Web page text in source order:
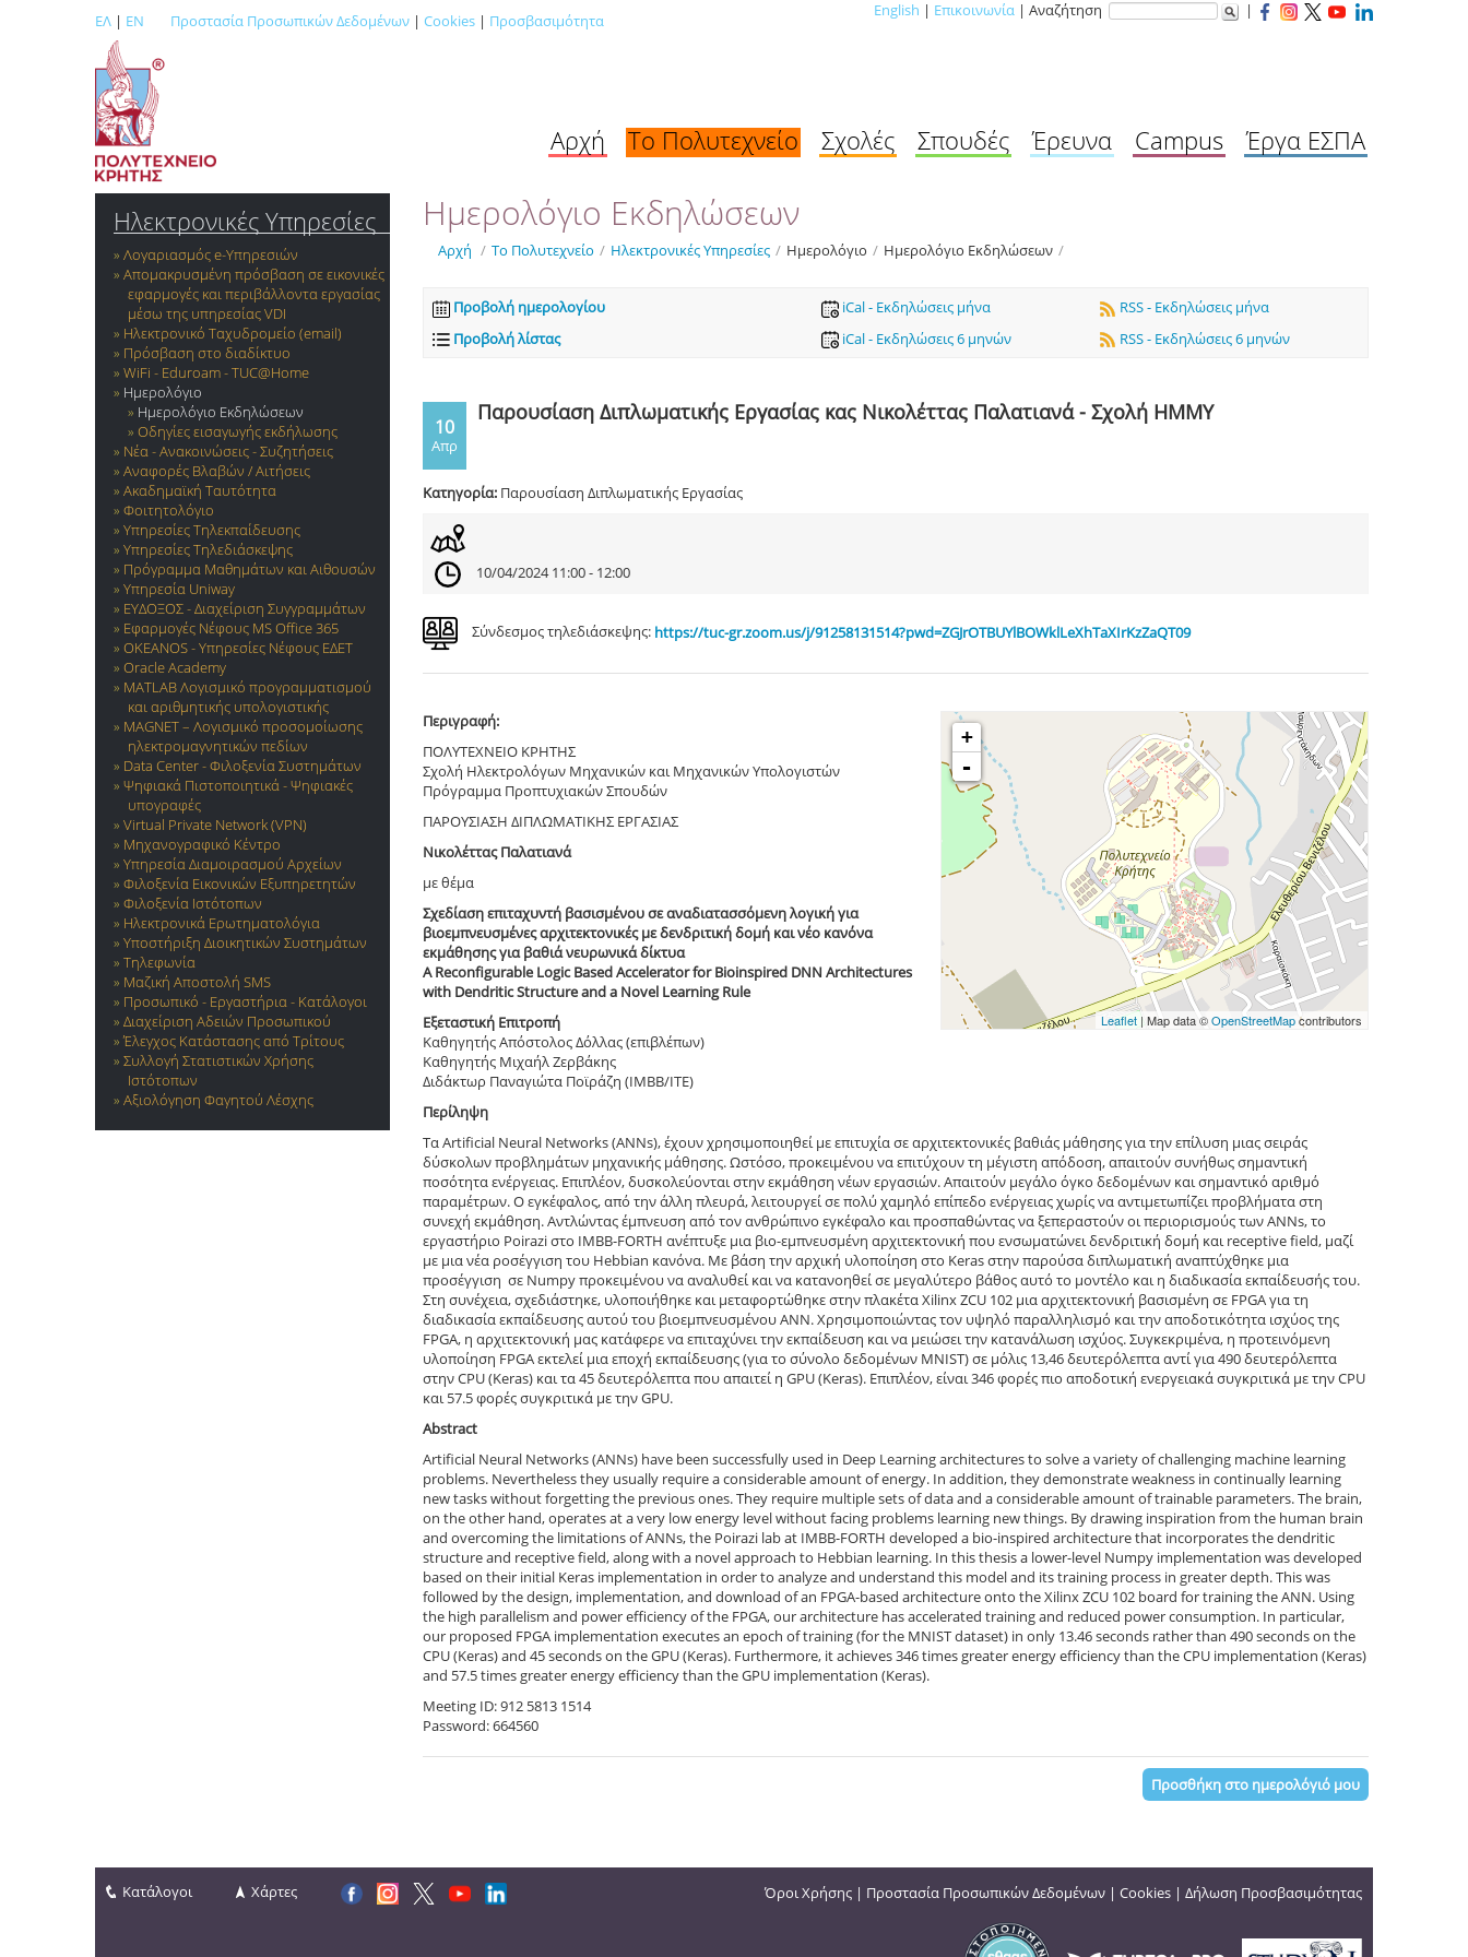
ΕΛ | EN Προστασία Προσωπικών Δεδομένων | Cookies | Προσβασιμότητα
English | Επικοινωνία | Αναζήτηση |
Αρχή Το Πολυτεχνείο Σχολές Σπουδές Έρευνα Campus Έργα ΕΣΠΑ
Ηλεκτρονικές Υπηρεσίες
Λογαριασμός e-Yπηρεσιών
Απομακρυσμένη πρόσβαση σε εικονικές
εφαρμογές και περιβάλλοντα εργασίας
μέσω της υπηρεσίας VDI
Ηλεκτρονικό Ταχυδρομείο (email)
Πρόσβαση στο διαδίκτυο
WiFi - Eduroam - TUC@Home
Ημερολόγιο
Ημερολόγιο Εκδηλώσεων
Οδηγίες εισαγωγής εκδήλωσης
Νέα - Ανακοινώσεις - Συζητήσεις
Αναφορές Βλαβών / Αιτήσεις
Ακαδημαϊκή Ταυτότητα
Φοιτητολόγιο
Υπηρεσίες Τηλεκπαίδευσης
Υπηρεσίες Τηλεδιάσκεψης
Πρόγραμμα Μαθημάτων και Αιθουσών
Υπηρεσία Uniway
ΕΥΔΟΞΟΣ - Διαχείριση Συγγραμμάτων
Εφαρμογές Νέφους MS Office 365
OKEANOS - Υπηρεσίες Νέφους ΕΔΕΤ
Oracle Academy
MATLAB Λογισμικό προγραμματισμού
και αριθμητικής υπολογιστικής
MAGNET – Λογισμικό προσομοίωσης
ηλεκτρομαγνητικών πεδίων
Data Center - Φιλοξενία Συστημάτων
Ψηφιακά Πιστοποιητικά - Ψηφιακές
υπογραφές
Virtual Private Network (VPN)
Μηχανογραφικό Κέντρο
Υπηρεσία Διαμοιρασμού Αρχείων
Φιλοξενία Εικονικών Εξυπηρετητών
Φιλοξενία Ιστότοπων
Ηλεκτρονικά Ερωτηματολόγια
Υποστήριξη Διοικητικών Συστημάτων
Τηλεφωνία
Μαζική Αποστολή SMS
Προσωπικό - Εργαστήρια - Κατάλογοι
Διαχείριση Αδειών Προσωπικού
Έλεγχος Κατάστασης από Τρίτους
Συλλογή Στατιστικών Χρήσης
Ιστότοπων
Αξιολόγηση Φαγητού Λέσχης
Ημερολόγιο Εκδηλώσεων
Αρχή / Το Πολυτεχνείο / Ηλεκτρονικές Υπηρεσίες / Ημερολόγιο / Ημερολόγιο Εκδηλώσεων /
Προβολή ημερολογίου
Προβολή λίστας
iCal - Εκδηλώσεις μήνα
iCal - Εκδηλώσεις 6 μηνών
RSS - Εκδηλώσεις μήνα
RSS - Εκδηλώσεις 6 μηνών
10
Απρ
Παρουσίαση Διπλωματικής Εργασίας κας Νικολέττας Παλατιανά - Σχολή ΗΜΜΥ
Κατηγορία: Παρουσίαση Διπλωματικής Εργασίας
10/04/2024 11:00 - 12:00
Σύνδεσμος τηλεδιάσκεψης: https://tuc-gr.zoom.us/j/91258131514?pwd=ZGJrOTBUYlBOWklLeXhTaXIrKzZaQT09
+
-
Leaflet| Map data ©OpenStreetMapcontributors
Περιγραφή:
ΠΟΛΥΤΕΧΝΕΙΟ ΚΡΗΤΗΣ
Σχολή Ηλεκτρολόγων Μηχανικών και Μηχανικών Υπολογιστών
Πρόγραμμα Προπτυχιακών Σπουδών
ΠΑΡΟΥΣΙΑΣΗ ΔΙΠΛΩΜΑΤΙΚΗΣ ΕΡΓΑΣΙΑΣ
Νικολέττας Παλατιανά
με θέμα
Σχεδίαση επιταχυντή βασισμένου σε αναδιατασσόμενη λογική για
βιοεμπνευσμένες αρχιτεκτονικές με δενδριτική δομή και νέο κανόνα
εκμάθησης για βαθιά νευρωνικά δίκτυα
A Reconfigurable Logic Based Accelerator for Bioinspired DNN Architectures
with Dendritic Structure and a Novel Learning Rule
Εξεταστική Επιτροπή
Καθηγητής Απόστολος Δόλλας (επιβλέπων)
Καθηγητής Μιχαήλ Ζερβάκης
Διδάκτωρ Παναγιώτα Ποϊράζη (IMBB/ITE)
Περίληψη
Τα Artificial Neural Networks (ANNs), έχουν χρησιμοποιηθεί με επιτυχία σε αρχιτεκτονικές βαθιάς μάθησης για την επίλυση μιας σειράς
δύσκολων προβλημάτων μηχανικής μάθησης. Ωστόσο, προκειμένου να επιτύχουν τη μέγιστη απόδοση, απαιτούν συνήθως σημαντική
ποσότητα ενέργειας. Επιπλέον, δυσκολεύονται στην εκμάθηση νέων εργασιών. Απαιτούν μεγάλο όγκο δεδομένων και σημαντικό αριθμό
παραμέτρων. Ο εγκέφαλος, από την άλλη πλευρά, λειτουργεί σε πολύ χαμηλό επίπεδο ενέργειας χωρίς να αντιμετωπίζει προβλήματα στη
συνεχή εκμάθηση. Αντλώντας έμπνευση από τον ανθρώπινο εγκέφαλο και προσπαθώντας να ξεπεραστούν οι περιορισμούς των ANNs, το
εργαστήριο Poirazi στο IMBB-FORTH ανέπτυξε μια βιο-εμπνευσμένη αρχιτεκτονική που ενσωματώνει δενδριτική δομή και receptive field, μαζί
με μια νέα ροσέγγιση του Hebbian κανόνα. Με βάση την αρχική υλοποίηση στο Keras στην παρούσα διπλωματική αναπτύχθηκε μια
προσέγγιση σε Numpy προκειμένου να αναλυθεί και να κατανοηθεί σε μεγαλύτερο βάθος αυτό το μοντέλο και η διαδικασία εκπαίδευσής του.
Στη συνέχεια, σχεδιάστηκε, υλοποιήθηκε και μεταφορτώθηκε στην πλακέτα Xilinx ZCU 102 μια αρχιτεκτονική βασισμένη σε FPGA για τη
διαδικασία εκπαίδευσης αυτού του βιοεμπνευσμένου ANN. Χρησιμοποιώντας τον υψηλό παραλληλισμό και την αποδοτικότητα ισχύος της
FPGA, η αρχιτεκτονική μας κατάφερε να επιταχύνει την εκπαίδευση και να μειώσει την κατανάλωση ισχύος. Συγκεκριμένα, η προτεινόμενη
υλοποίηση FPGA εκτελεί μια εποχή εκπαίδευσης (για το σύνολο δεδομένων MNIST) σε μόλις 13,46 δευτερόλεπτα αντί για 490 δευτερόλεπτα
στην CPU (Keras) και τα 45 δευτερόλεπτα που απαιτεί η GPU (Keras). Επιπλέον, είναι 346 φορές πιο αποδοτική ενεργειακά συγκριτικά με την CPU
και 57.5 φορές συγκριτικά με την GPU.
Abstract
Artificial Neural Networks (ANNs) have been successfully used in Deep Learning architectures to solve a variety of challenging machine learning
problems. Nevertheless they usually require a considerable amount of energy. In addition, they demonstrate weakness in continually learning
new tasks without forgetting the previous ones. They require multiple sets of data and a considerable amount of trainable parameters. The brain,
on the other hand, operates at a very low energy level without facing problems learning new things. By drawing inspiration from the human brain
and overcoming the limitations of ANNs, the Poirazi lab at IMBB-FORTH developed a bio-inspired architecture that incorporates the dendritic
structure and receptive field, along with a novel approach to Hebbian learning. In this thesis a lower-level Numpy implementation was developed
based on their initial Keras implementation in order to analyze and understand this model and its training process in greater depth. This was
followed by the design, implementation, and download of an FPGA-based architecture onto the Xilinx ZCU 102 board for training the ANN. Using
the high parallelism and power efficiency of the FPGA, our architecture has accelerated training and reduced power consumption. In particular,
our proposed FPGA implementation executes an epoch of training (for the MNIST dataset) in only 13.46 seconds rather than 490 seconds on the
CPU (Keras) and 45 seconds on the GPU (Keras). Furthermore, it achieves 346 times greater energy efficiency than the CPU implementation (Keras)
and 57.5 times greater energy efficiency than the GPU implementation (Keras).
Meeting ID: 912 5813 1514
Password: 664560
Προσθήκη στο ημερολόγιό μου
Κατάλογοι Χάρτες Όροι Χρήσης | Προστασία Προσωπικών Δεδομένων | Cookies | Δήλωση Προσβασιμότητας